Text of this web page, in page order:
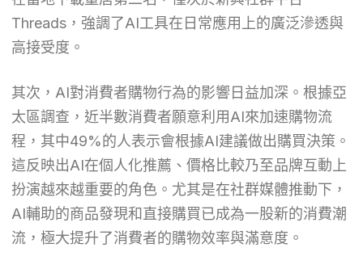
Threads，強調了AI工具在日常應用上的廣泛滲透與
高接受度。
其次，AI對消費者購物行為的影響日益加深。根據亞
太區調查，近半數消費者願意利用AI來加速購物流
程，其中49%的人表示會根據AI建議做出購買決策。
這反映出AI在個人化推薦、價格比較乃至品牌互動上
扮演越來越重要的角色。尤其是在社群媒體推動下，
AI輔助的商品發現和直接購買已成為一股新的消費潮
流，極大提升了消費者的購物效率與滿意度。